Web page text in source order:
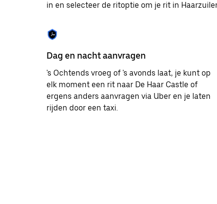
in en selecteer de ritoptie om je rit in
Dag en nacht aanvragen
's Ochtends vroeg of 's avonds laat, je kunt op
elk moment een rit naar De Haar Castle of
ergens anders aanvragen via Uber en je laten
rijden door een taxi.